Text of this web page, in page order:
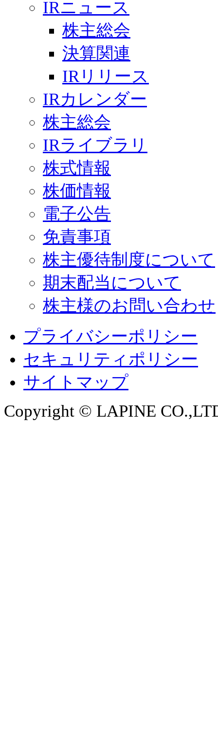
IRニュース
株主総会
決算関連
IRリリース
IRカレンダー
株主総会
IRライブラリ
株式情報
株価情報
電子公告
免責事項
株主優待制度について
期末配当について
株主様のお問い合わせ
プライバシーポリシー
セキュリティポリシー
サイトマップ
Copyright © LAPINE